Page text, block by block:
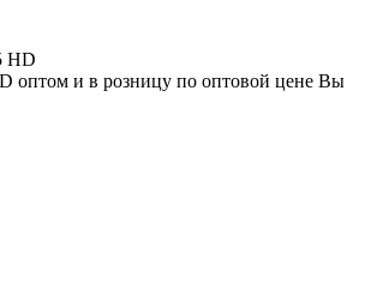
HD
оптом и в розницу по оптовой цене Вы